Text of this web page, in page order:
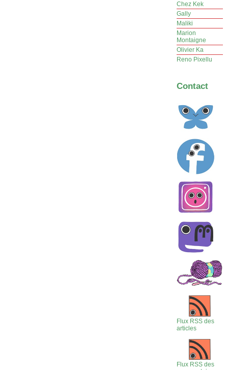
Chez Kek
Gally
Maliki
Marion
Montaigne
Olivier Ka
Reno Pixellu
Contact
Flux RSS des
articles
Flux RSS des